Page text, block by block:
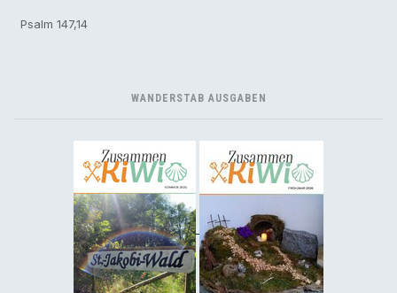
Psalm 147,14
WANDERSTAB AUSGABEN